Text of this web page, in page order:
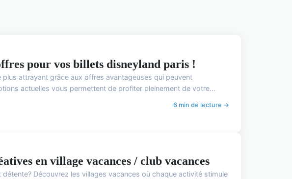
pour vos billets disneyland paris !
plus attrayant grâce aux offres avantageuses qui peuvent
actuelles vous permettent de profiter pleinement de votre...
6 min de lecture →
en village vacances / club vacances
Découvrez les villages vacances où chaque activité stimule